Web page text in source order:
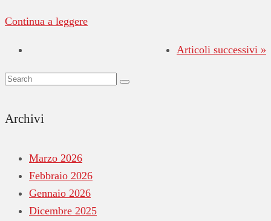
Continua a leggere
Articoli successivi »
Archivi
Marzo 2026
Febbraio 2026
Gennaio 2026
Dicembre 2025